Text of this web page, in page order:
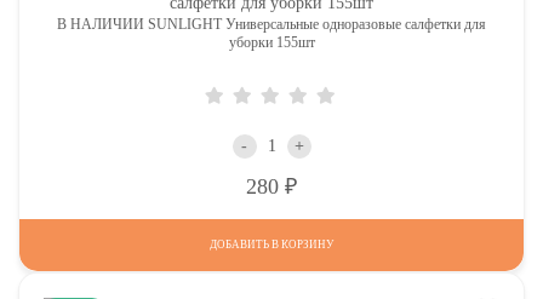
В НАЛИЧИИ SUNLIGHT Универсальные одноразовые салфетки для
уборки 155шт
- +
280
ДОБАВИТЬ В КОРЗИНУ